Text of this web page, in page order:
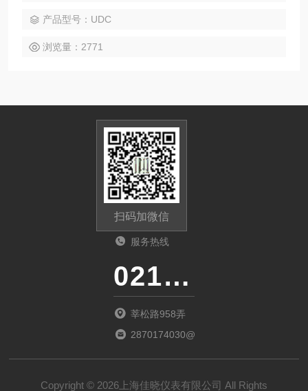
接电缆、电极控制器。
产品型号：UDC
浏览量：2771
扫码加微信
服务热线
021-20243010
莘松路958弄
2870174030@qq.com
Copyright © 2026上海佳晓仪表有限公司 All Rights